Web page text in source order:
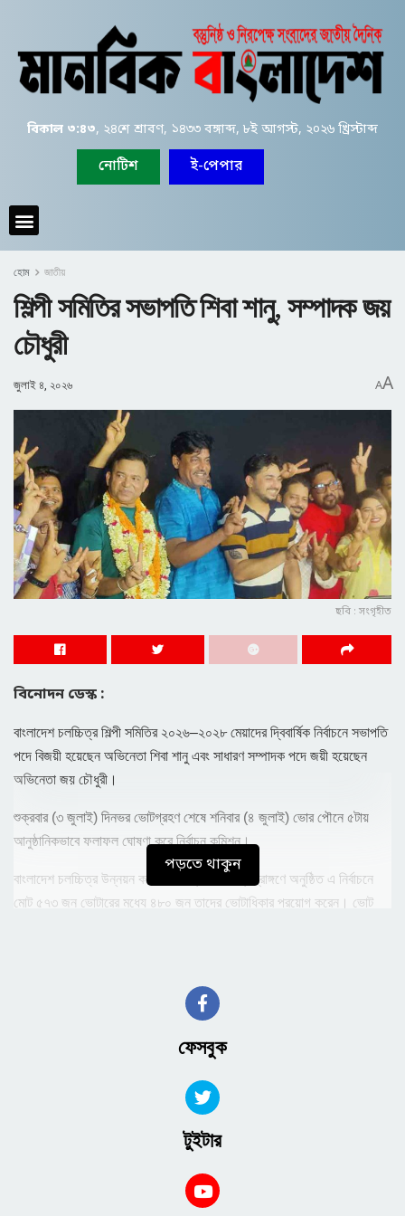
বিকাল ৩:৪৩, ২৪শে শ্রাবণ, ১৪৩৩ বঙ্গাব্দ, ৮ই আগস্ট, ২০২৬ খ্রিস্টাব্দ
নোটিশ ই-পেপার
হোম জাতীয়
শিল্পী সমিতির সভাপতি শিবা শানু, সম্পাদক জয়
চৌধুরী
জুলাই ৪, ২০২৬ AA
ছবি : সংগৃহীত
বিনোদন ডেস্ক :
বাংলাদেশ চলচ্চিত্র শিল্পী সমিতির ২০২৬–২০২৮ মেয়াদের দ্বিবার্ষিক নির্বাচনে সভাপতি
পদে বিজয়ী হয়েছেন অভিনেতা শিবা শানু এবং সাধারণ সম্পাদক পদে জয়ী হয়েছেন
অভিনেতা জয় চৌধুরী।
শুক্রবার (৩ জুলাই) দিনভর ভোটগ্রহণ শেষে শনিবার (৪ জুলাই) ভোর পৌনে ৫টায়
আনুষ্ঠানিকভাবে ফলাফল ঘোষণা করে নির্বাচন কমিশন।
বাংলাদেশ চলচ্চিত্র উন্নয়ন করপোরেশন (বিএফডিসি) প্রাঙ্গণে অনুষ্ঠিত এ নির্বাচনে
মোট ৫৭৩ জন ভোটারের মধ্যে ৪৮০ জন তাদের ভোটাধিকার প্রয়োগ করেন। ভোট
ফাইট ডিরেক্টর ও অভিনেতা আরমান পেয়েছেন ১৭৩ ভোট। অন্যদিকে সাধারণ
সম্পাদক পদে ২৩৭ ভোট পেয়ে জয়ী হয়েছেন জয় চৌধুরী। তার প্রতিদ্বন্দ্বী রুমানা
ব্যালট বাক্স সিলগালা করে গণনা শুরু করে নির্বাচন কমিশন। দীর্ঘ সময় ধরে ভোট গণনা
শেষে শনিবার ভোরে ফলাফল ঘোষণা করা হয়।
মাধ্যমে আগামী দুই বছরের জন্য বাংলাদেশ চলচ্চিত্র শিল্পী সমিতির নতুন নেতৃত্ব
পেলেন সভাপতি শিবা শানু ও সাধারণ সম্পাদক জয় চৌধুরী। নতুন কমিটির কাছে
পড়তে থাকুন
ফেসবুক
টুইটার